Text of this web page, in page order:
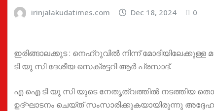
irinjalakudatimes.com Dec 18, 2024 0
ഇരിങ്ങാലക്കുട : നെഹ്റുവിൽ നിന്ന്
ടി യു സി ദേശീയ സെക്രട്ടറി ആർ പ്രസാദ്.
എ ഐ ടി യു സി യുടെ നേതൃത്വത്തിൽ നടത്തിയ
ഉദ്ഘാടനം ചെയ്ത് സംസാരിക്കുകയായിരുന്നു